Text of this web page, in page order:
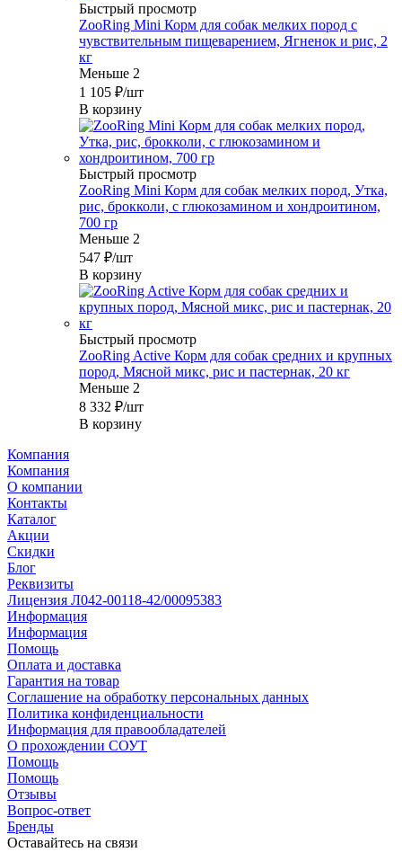
Быстрый просмотр
ZooRing Mini Корм для собак мелких пород с
чувствительным пищеварением, Ягненок и рис, 2
кг
Меньше 2
1 105 ₽/шт
В корзину
Быстрый просмотр
ZooRing Mini Корм для собак мелких пород, Утка,
рис, брокколи, с глюкозамином и хондроитином,
700 гр
Меньше 2
547 ₽/шт
В корзину
Быстрый просмотр
ZooRing Active Корм для собак средних и крупных
пород, Мясной микс, рис и пастернак, 20 кг
Меньше 2
8 332 ₽/шт
В корзину
Компания
Компания
О компании
Контакты
Каталог
Акции
Скидки
Блог
Реквизиты
Лицензия Л042-00118-42/00095383
Информация
Информация
Помощь
Оплата и доставка
Гарантия на товар
Соглашение на обработку персональных данных
Политика конфиденциальности
Информация для правообладателей
О прохождении СОУТ
Помощь
Помощь
Отзывы
Вопрос-ответ
Бренды
Оставайтесь на связи